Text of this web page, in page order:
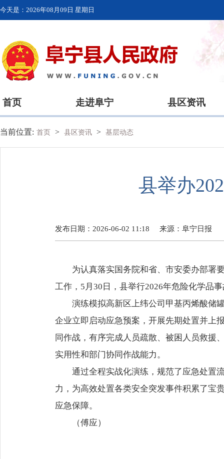
今天是： 2026年08月09日 星期日
首页 走进阜宁 县区资讯
当前位置: 首页 > 县区资讯 > 基层动态
县举办
发布日期：2026-06-02 11:18 来源： 阜宁日报
为认真落实国务院和省、市安委办部署
工作，5月30日，县举行2026年危险化学品
演练模拟高新区上纬公司甲基丙烯酸储
企业立即启动应急预案，开展先期处置并上
同作战，有序完成人员疏散、被困人员救援
实用性和部门协同作战能力。
通过全程实战化演练，规范了应急处置
力，为高效处置各类安全突发事件积累了宝
应急保障。
（傅应）